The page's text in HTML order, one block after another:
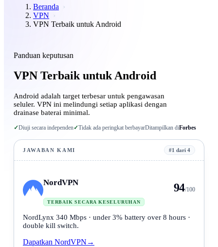
Beranda
VPN
VPN Terbaik untuk Android
Panduan keputusan
VPN Terbaik untuk Android
Android adalah target terbesar untuk pengawasan
seluler. VPN ini melindungi setiap aplikasi dengan
drainase baterai minimal.
✓Diuji secara independen✓Tidak ada peringkat berbayarDitampilkan diForbes
JAWABAN KAMI #1 dari 4
NordVPN
TERBAIK SECARA KESELURUHAN
94/100
NordLynx 340 Mbps · under 3% battery over 8 hours ·
double kill switch.
Dapatkan NordVPN →